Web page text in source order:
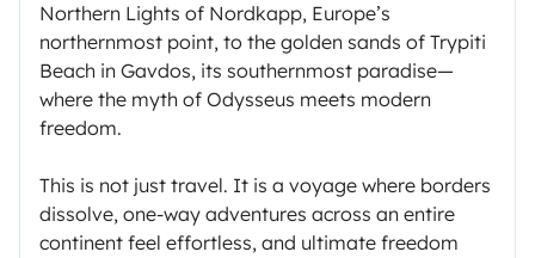
Northern Lights of Nordkapp, Europe’s
northernmost point, to the golden sands of Trypiti
Beach in Gavdos, its southernmost paradise—
where the myth of Odysseus meets modern
freedom.
This is not just travel. It is a voyage where borders
dissolve, one-way adventures across an entire
continent feel effortless, and ultimate freedom